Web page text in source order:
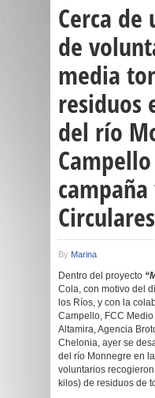
Cerca de
de
media
residuos
del río
By Marina
Dentro del proyecto
Cola, con motivo del
los Ríos, y con la
Campello, FCC
Altamira, Agencia
Chelonia, ayer se
del río Monnegre en
voluntarios
kilos) de residuos de